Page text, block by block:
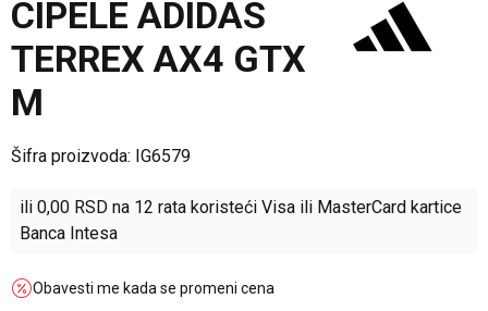
CIPELE ADIDAS
TERREX AX4 GTX
M
Šifra proizvoda: IG6579
ili 0,00 RSD na 12 rata koristeći Visa ili MasterCard kartice
Banca Intesa
Obavesti me kada se promeni cena